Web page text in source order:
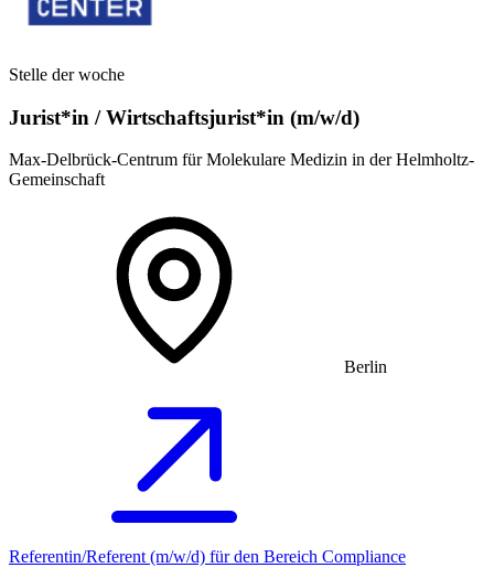
Stelle der woche
Jurist*in / Wirtschafts­jurist*in (m/w/d)
Max-Delbrück-Centrum für Molekulare Medizin in der Helmholtz-
Gemeinschaft
Berlin
Referentin/Referent (m/w/d) für den Bereich Compliance